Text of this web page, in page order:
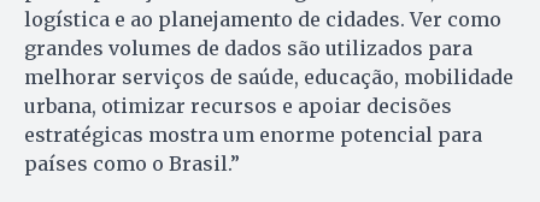
logística e ao planejamento de cidades. Ver como
grandes volumes de dados são utilizados para
melhorar serviços de saúde, educação, mobilidade
urbana, otimizar recursos e apoiar decisões
estratégicas mostra um enorme potencial para
países como o Brasil.”